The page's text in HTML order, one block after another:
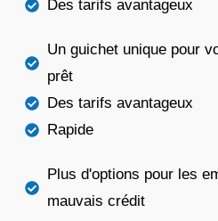
Des tarifs avantageux
Un guichet unique pour
prêt
Des tarifs avantageux
Rapide
Plus d'options pour les
mauvais crédit